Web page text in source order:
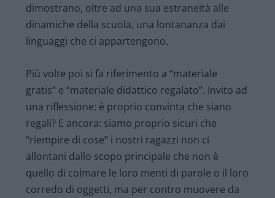
dimostrano, oltre ad una sua estraneità alle
dinamiche della scuola, una lontananza dai
linguaggi che ci appartengono.
Più volte poi si fa riferimento a “materiale
gratis” e “materiale didattico regalato”. Invito ad
una riflessione: è proprio convinta che siano
regali? E ancora: siamo proprio sicuri che
“riempire di cose” i nostri ragazzi non ci
allontani dallo scopo principale che non è
quello di colmare le loro menti di parole o il loro
corredo di oggetti, ma per contro muovere da